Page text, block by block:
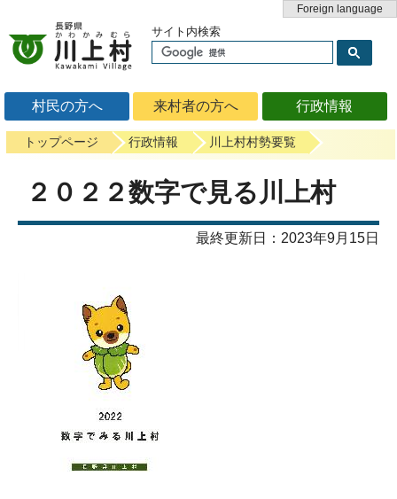
Foreign language
村民の方へ 来村者の方へ 行政情報
サイト内検索
トップページ 行政情報 川上村村勢要覧
２０２２数字で見る川上村
最終更新日：2023年9月15日